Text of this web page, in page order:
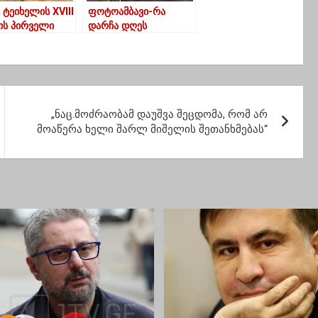
XVIII
პირველი
და გურული
ფოტოამბავი-რა
დარჩა დღეს
„ნაც.მოძრაობამ დაუშვა შეცდომა, რომ არ
მოაწერა ხელი შარლ მიშელის შეთანხმებას“